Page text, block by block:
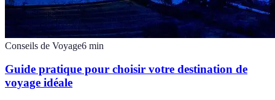
Conseils de Voyage6 min
Guide pratique pour choisir votre destination de
voyage idéale